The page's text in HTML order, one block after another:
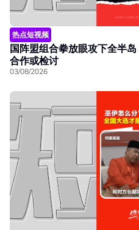
热点短视频
国阵盟组合拳放眼攻下全半
合作或检讨
03/08/2026